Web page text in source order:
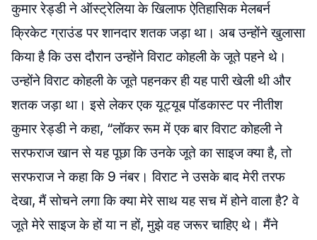
कुमार रेड्डी ने ऑस्ट्रेलिया के खिलाफ ऐतिहासिक मेलबर्न
क्रिकेट ग्राउंड पर शानदार शतक जड़ा था। अब उन्होंने खुलासा
किया है कि उस दौरान उन्होंने विराट कोहली के जूते पहने थे।
उन्होंने विराट कोहली के जूते पहनकर ही यह पारी खेली थी और
शतक जड़ा था। इसे लेकर एक यूट्यूब पॉडकास्ट पर नीतीश
कुमार रेड्डी ने कहा, “लॉकर रूम में एक बार विराट कोहली ने
सरफराज खान से यह पूछा कि उनके जूते का साइज क्या है, तो
सरफराज ने कहा कि 9 नंबर। विराट ने उसके बाद मेरी तरफ
देखा, मैं सोचने लगा कि क्या मेरे साथ यह सच में होने वाला है? वे
जूते मेरे साइज के हों या न हों, मुझे वह जरूर चाहिए थे। मैंने